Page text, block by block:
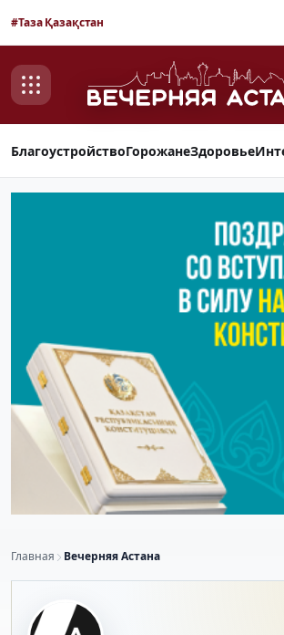
#Таза Қазақстан
БлагоустройствоГорожанеЗдоровье
Главная Вечерняя Астана